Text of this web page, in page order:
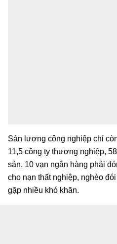
Sản lượng công nghiệp chỉ
11,5 công ty thương nghiệp,
sản. 10 vạn ngân hàng phải
cho nạn thất nghiệp, nghèo
gặp nhiều khó khăn.